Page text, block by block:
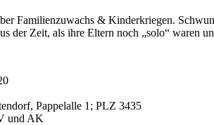
Familienzuwachs & Kinderkriegen.
der Zeit, als ihre Eltern noch „solo“ waren
Pappelalle 1; PLZ 3435
und AK